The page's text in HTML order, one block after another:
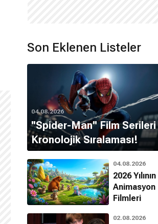
Son Eklenen Listeler
04.08.2026
''Spider-Man'' Film Serileri
Kronolojik Sıralaması!
04.08.2026
2026
Animasyon
Filmleri
02.08.2026